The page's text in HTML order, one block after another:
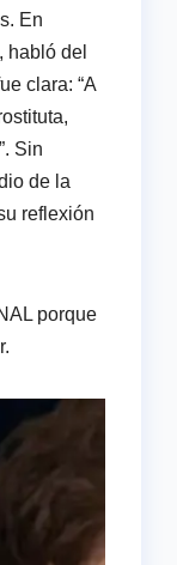
En
habló del
clara: “A
Sin
de la
reflexión
porque